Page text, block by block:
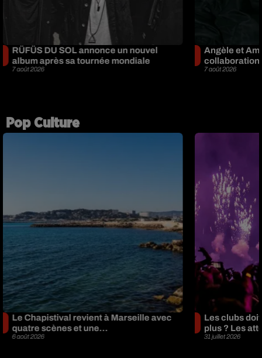
7 août 2026
RÜFÜS DU SOL annonce un nouvel
album après sa tournée mondiale
7 août 2026
Angèle et
collaboration
Pop Culture
6 août 2026
Le Chapistival revient à Marseille avec
quatre scènes et une...
31 juillet 2026
Les clubs
plus ? Les